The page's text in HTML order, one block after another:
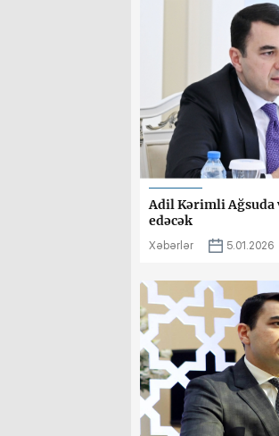
Adil Kərimli Ağsuda
edəcək
Xəbərlər 5.01.2026